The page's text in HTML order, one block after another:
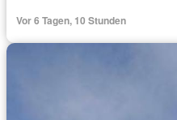
Vor 6 Tagen, 10 Stunden